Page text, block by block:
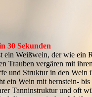
30 Sekunden
ein Weißwein, der wie ein
Trauben vergären mit
und Struktur in den Wein
ein Wein mit bernstein- bis
Tanninstruktur und oft